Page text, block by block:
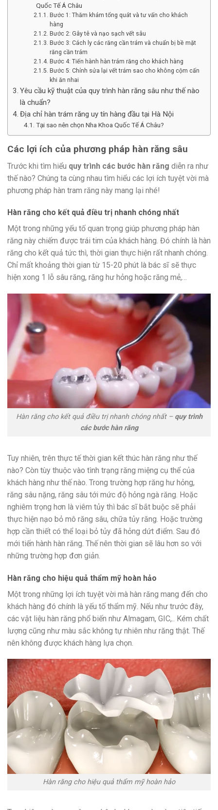
Quốc Tế Á Châu
Bước 1: Thăm khám tổng quát và tư vấn cho khách
hàng
Bước 2: Gây tê và nạo sạch vết sâu
Bước 3: Cách ly các răng cần trám và chuẩn bị bề mặt
răng cần trám
Bước 4: Tiến hành hàn trám răng cho khách hàng
Bước 5: Chỉnh sửa lại vết trám sao cho không cộm cấn
khi ăn nhai
Yêu cầu kỹ thuật của quy trình hàn răng sâu như thế nào
là chuẩn?
Địa chỉ hàn trám răng uy tín hàng đầu tại Hà Nội
Tại sao nên chọn Nha Khoa Quốc Tế Á Châu?
Các lợi ích của phương pháp hàn răng sâu
Trước khi tìm hiểu quy trình các bước hàn răng diễn ra như
thế nào? Chúng ta cùng nhau tìm hiểu các lợi ích tuyệt vời mà
phương pháp hàn tram răng này mang lại nhé!
Hàn răng cho kết quả điều trị nhanh chóng nhất
Một trong những yếu tố quan trọng giúp phương pháp hàn
răng này chiếm được trái tim của khách hàng. Đó chính là hàn
răng cho kết quả tức thì, thời gian thực hiện rất nhanh chóng.
Chỉ mất khoảng thời gian từ 15-20 phút là bác sĩ sẽ thực
hiện xong 1 lỗ sâu răng, răng hư hỏng hoặc răng mẻ,…
Hàn răng cho kết quả điều trị nhanh chóng nhất – quy trình
các bước hàn răng
Tuy nhiên, trên thực tế thời gian kết thúc hàn răng như thế
nào? Còn tùy thuộc vào tình trạng răng miệng cụ thể của
khách hàng như thế nào. Trong trường hợp răng hư hỏng,
răng sâu nặng, răng sâu tới mức độ hỏng ngà răng. Hoặc
nghiêm trọng hơn là viêm tủy thì bác sĩ bắt buộc sẽ phải
thực hiện nạo bỏ mô răng sâu, chữa tủy răng. Hoặc trường
hợp cần thiết có thể loại bỏ tủy đã hỏng dứt điểm. Sau đó
mới tiến hành hàn răng. Thế nên thời gian sẽ lâu hơn so với
những trường hợp đơn giản.
Hàn răng cho hiệu quả thẩm mỹ hoàn hảo
Một trong những lợi ích tuyệt vời mà hàn răng mang đến cho
khách hàng đó chính là yếu tố thẩm mỹ. Nếu như trước đây,
các vật liệu hàn răng phổ biến như Almagam, GIC,.. Kém chất
lượng cũng như màu sắc không tự nhiên như răng thật. Thế
nên không được khách hàng lựa chọn.
Hàn răng cho hiệu quả thẩm mỹ hoàn hảo